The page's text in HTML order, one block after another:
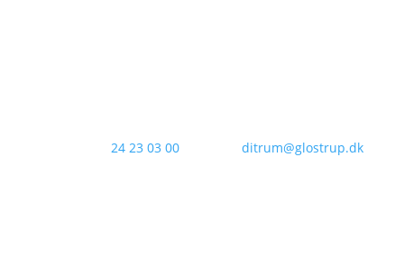
24 23 03 00Email: ditrum@glostrup.dk